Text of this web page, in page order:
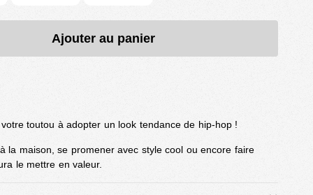
Ajouter au panier
toutou à adopter un look tendance de hip-hop !
la maison, se promener avec style cool ou encore faire
le mettre en valeur.